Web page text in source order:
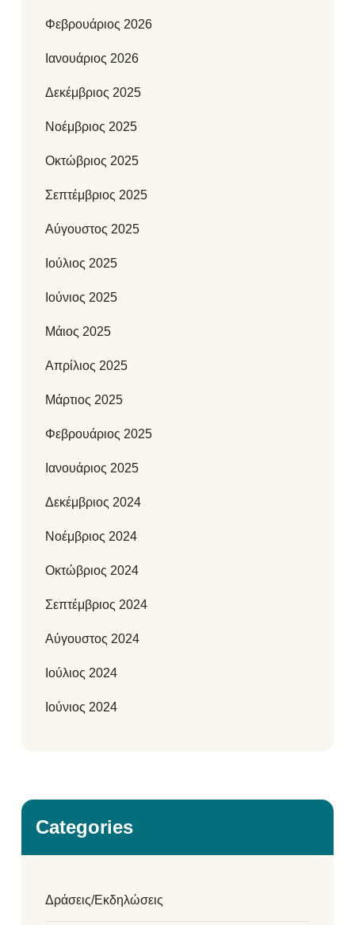
Φεβρουάριος 2026
Ιανουάριος 2026
Δεκέμβριος 2025
Νοέμβριος 2025
Οκτώβριος 2025
Σεπτέμβριος 2025
Αύγουστος 2025
Ιούλιος 2025
Ιούνιος 2025
Μάιος 2025
Απρίλιος 2025
Μάρτιος 2025
Φεβρουάριος 2025
Ιανουάριος 2025
Δεκέμβριος 2024
Νοέμβριος 2024
Οκτώβριος 2024
Σεπτέμβριος 2024
Αύγουστος 2024
Ιούλιος 2024
Ιούνιος 2024
Categories
Δράσεις/Εκδηλώσεις